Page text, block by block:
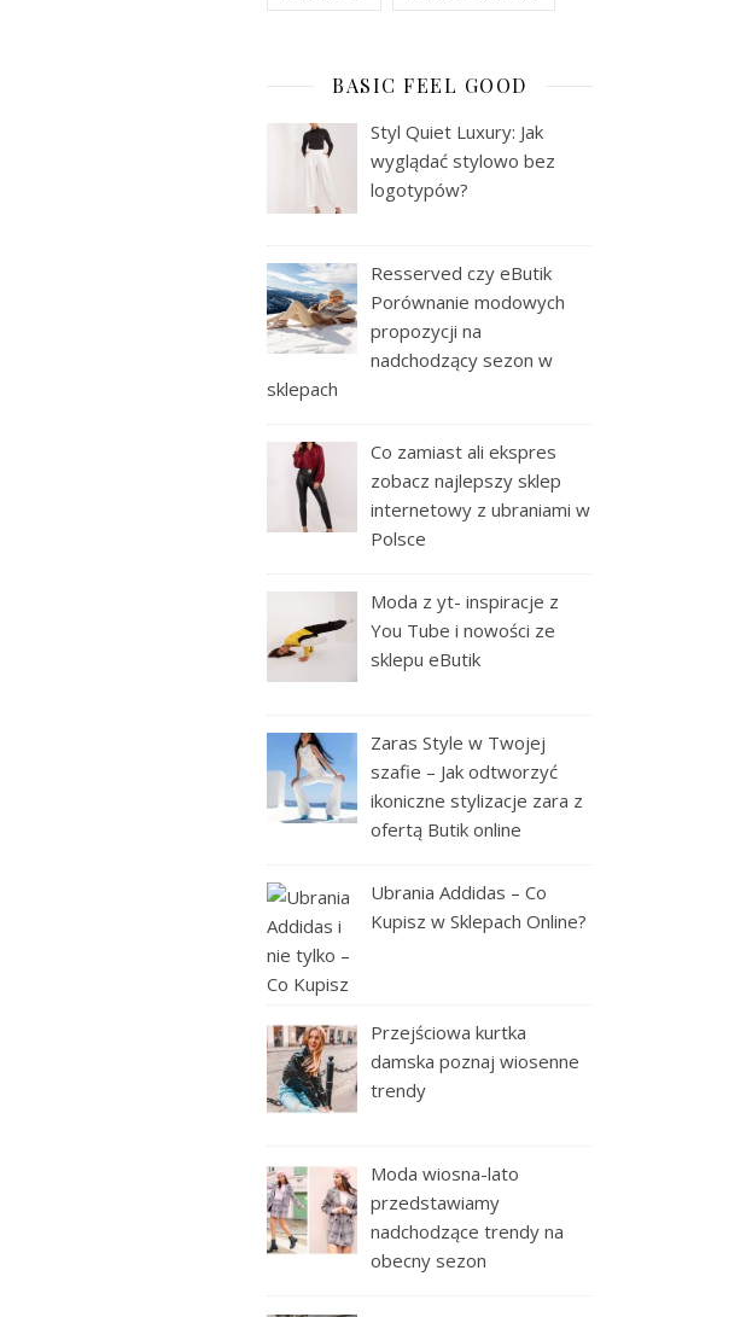
BASIC FEEL GOOD
Styl Quiet Luxury: Jak
wyglądać stylowo bez
logotypów?
Resserved czy eButik
Porównanie modowych
propozycji na
nadchodzący sezon w
sklepach
Co zamiast ali ekspres
zobacz najlepszy sklep
internetowy z ubraniami w
Polsce
Moda z yt- inspiracje z
You Tube i nowości ze
sklepu eButik
Zaras Style w Twojej
szafie – Jak odtworzyć
ikoniczne stylizacje zara z
ofertą Butik online
Ubrania Addidas – Co
Kupisz w Sklepach Online?
Przejściowa kurtka
damska poznaj wiosenne
trendy
Moda wiosna-lato
przedstawiamy
nadchodzące trendy na
obecny sezon